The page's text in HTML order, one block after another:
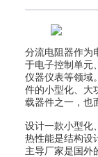
分流电阻器作为
于电子控制单元
仪器仪表等领域
件的小型化、大
载器件之一，也
设计一款小型化
热性能是结构设
主导厂家是国外